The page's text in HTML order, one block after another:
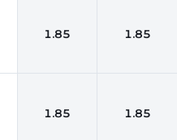
1.85 1.85
1.85 1.85